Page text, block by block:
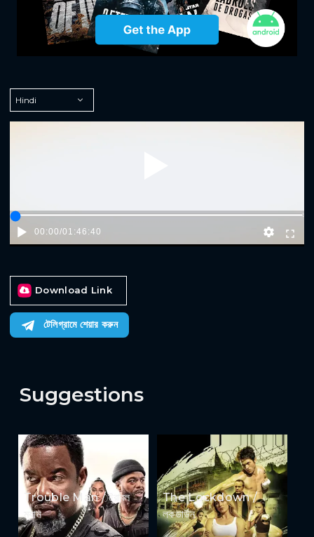
00:00/01:46:40
Download Link
টেলিগ্রামে শেয়ার করুন
Suggestions
Trouble Man / ট্রাবল
ম্যান
The Lockdown /
লকডাউন